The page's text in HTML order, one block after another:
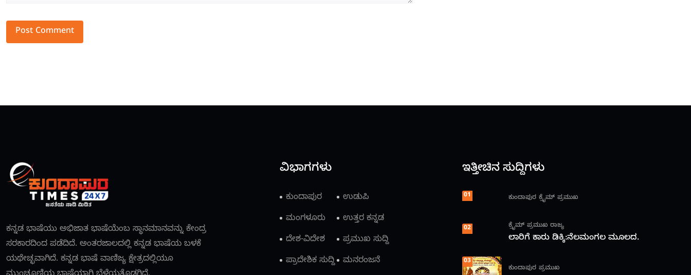
ಕನ್ನಡ ಭಾಷೆಯು ಅಭಿಜಾತ ಭಾಷೆಯೆಂಬ ಸ್ಥಾನಮಾನವನ್ನು ಕೇಂದ್ರ
ಸರಕಾರದಿಂದ ಪಡೆದಿದೆ. ಅಂತರಜಾಲದಲ್ಲಿ ಕನ್ನಡ ಭಾಷೆಯ ಬಳಕೆ
ಯಥೇಚ್ಛವಾಗಿದೆ. ಕನ್ನಡ ಭಾಷೆ ವಾಣಿಜ್ಯ ಕ್ಷೇತ್ರದಲ್ಲಿಯೂ
ವಿಭಾಗಗಳು
ಕುಂದಾಪುರ
ಉಡುಪಿ
ಮಂಗಳೂರು
ಉತ್ತರ ಕನ್ನಡ
ದೇಶ-ವಿದೇಶ
ಪ್ರಮುಖ ಸುದ್ದಿ
ಪ್ರಾದೇಶಿಕ ಸುದ್ದಿ
ಮನರಂಜನೆ
ಇತ್ತೀಚಿನ ಸುದ್ದಿಗಳು
01 ಕುಂದಾಪುರ ಕ್ರೈಮ್ ಪ್ರಮುಖ
02 ಕ್ರೈಮ್ ಪ್ರಮುಖ ರಾಜ್ಯ
ಲಾರಿಗೆ ಕಾರು ಡಿಕ್ಕಿ:ನೆಲಮಂಗಲ ಮೂಲದ.
03
ಕುಂದಾಪುರ ಪ್ರಮುಖ